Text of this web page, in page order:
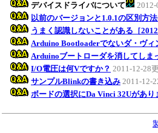
デバイスドライバについて
2012-
以前のバージョンと1.0.1の区別方
うまく認識しないことがある［
Arduino Bootloaderでないダ・ヴ
Arduinoブートローダを消してしま
I/O電圧は何Vですか？ 2011-12-28
サンプルBlinkの書き込み 2011-12-
ボードの選択にDa Vinci 32Uがあり